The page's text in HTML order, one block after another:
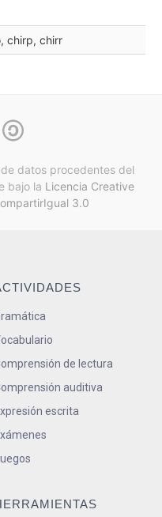
chirp, chirr
datos procedentes del
bajo la Licencia Creative
3.0
de lectura
auditiva
escrita